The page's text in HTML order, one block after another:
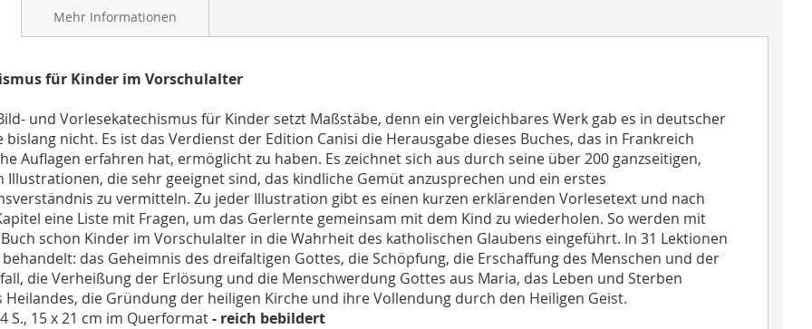
für Kinder im Vorschulalter
und Vorlesekatechismus für Kinder setzt Maßstäbe, denn ein vergleichbares Werk gab es in deutscher
bislang nicht. Es ist das Verdienst der Edition Canisi die Herausgabe dieses Buches, das in Frankreich
Auflagen erfahren hat, ermöglicht zu haben. Es zeichnet sich aus durch seine über 200 ganzseitigen,
Illustrationen, die sehr geeignet sind, das kindliche Gemüt anzusprechen und ein erstes
zu vermitteln. Zu jeder Illustration gibt es einen kurzen erklärenden Vorlesetext und nach
eine Liste mit Fragen, um das Gerlernte gemeinsam mit dem Kind zu wiederholen. So werden mit
schon Kinder im Vorschulalter in die Wahrheit des katholischen Glaubens eingeführt. In 31 Lektionen
das Geheimnis des dreifaltigen Gottes, die Schöpfung, die Erschaffung des Menschen und der
die Verheißung der Erlösung und die Menschwerdung Gottes aus Maria, das Leben und Sterben
Heilandes, die Gründung der heiligen Kirche und ihre Vollendung durch den Heiligen Geist.
S., 15 x 21 cm im Querformat- reich bebildert
Mehr Informationen